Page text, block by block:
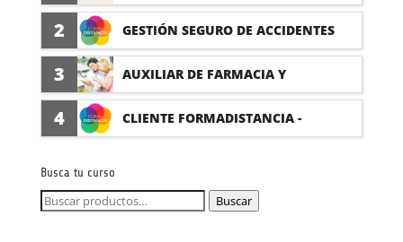
PRÁCTICAS
2 GESTIÓN SEGURO DE ACCIDENTES
(PRÁCTICAS FORMATIVAS)
3 AUXILIAR DE FARMACIA Y
PARAFARMACIA CON PRÁCTICAS
4 CLIENTE FORMADISTANCIA -
Busca tu curso
Buscar
Buscar